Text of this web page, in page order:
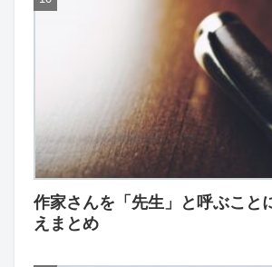
作家さんを「先生」と呼ぶこと
えまとめ